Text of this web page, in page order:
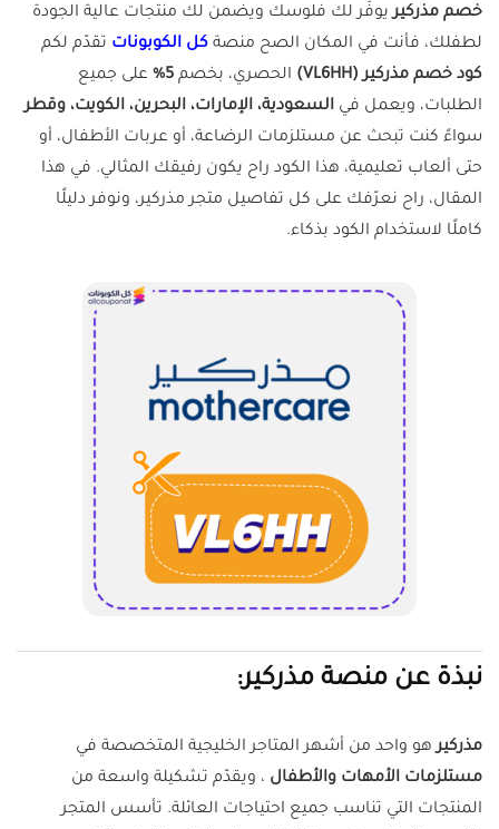
خصم مذركيريوفِّر لك فلوسك ويضمن لك منتجات عالية الجودة
لطفلك، فأنت في المكان الصح منصة كل الكوبونات تقدّم لكم
كود خصم مذركير (VL6HH)
الحصري، بخصم 5%
على جميع
الطلبات، ويعمل في السعودية، الإمارات، البحرين، الكويت، وقطر
سواءً كنت تبحث عن مستلزمات الرضاعة، أو عربات الأطفال، أو
حتى ألعاب تعليمية، هذا الكود راح يكون رفيقك المثالي. في هذا
المقال، راح نعرّفك على كل تفاصيل متجر مذركير، ونوفر دليلًا
كاملًا لاستخدام الكود بذكاء.
نبذة عن منصة مذركير:
مذركيرهو واحد من أشهر المتاجر الخليجية المتخصصة في
مستلزمات الأمهات والأطفال ، ويقدّم تشكيلة واسعة من
المنتجات التي تناسب جميع احتياجات العائلة. تأسس المتجر